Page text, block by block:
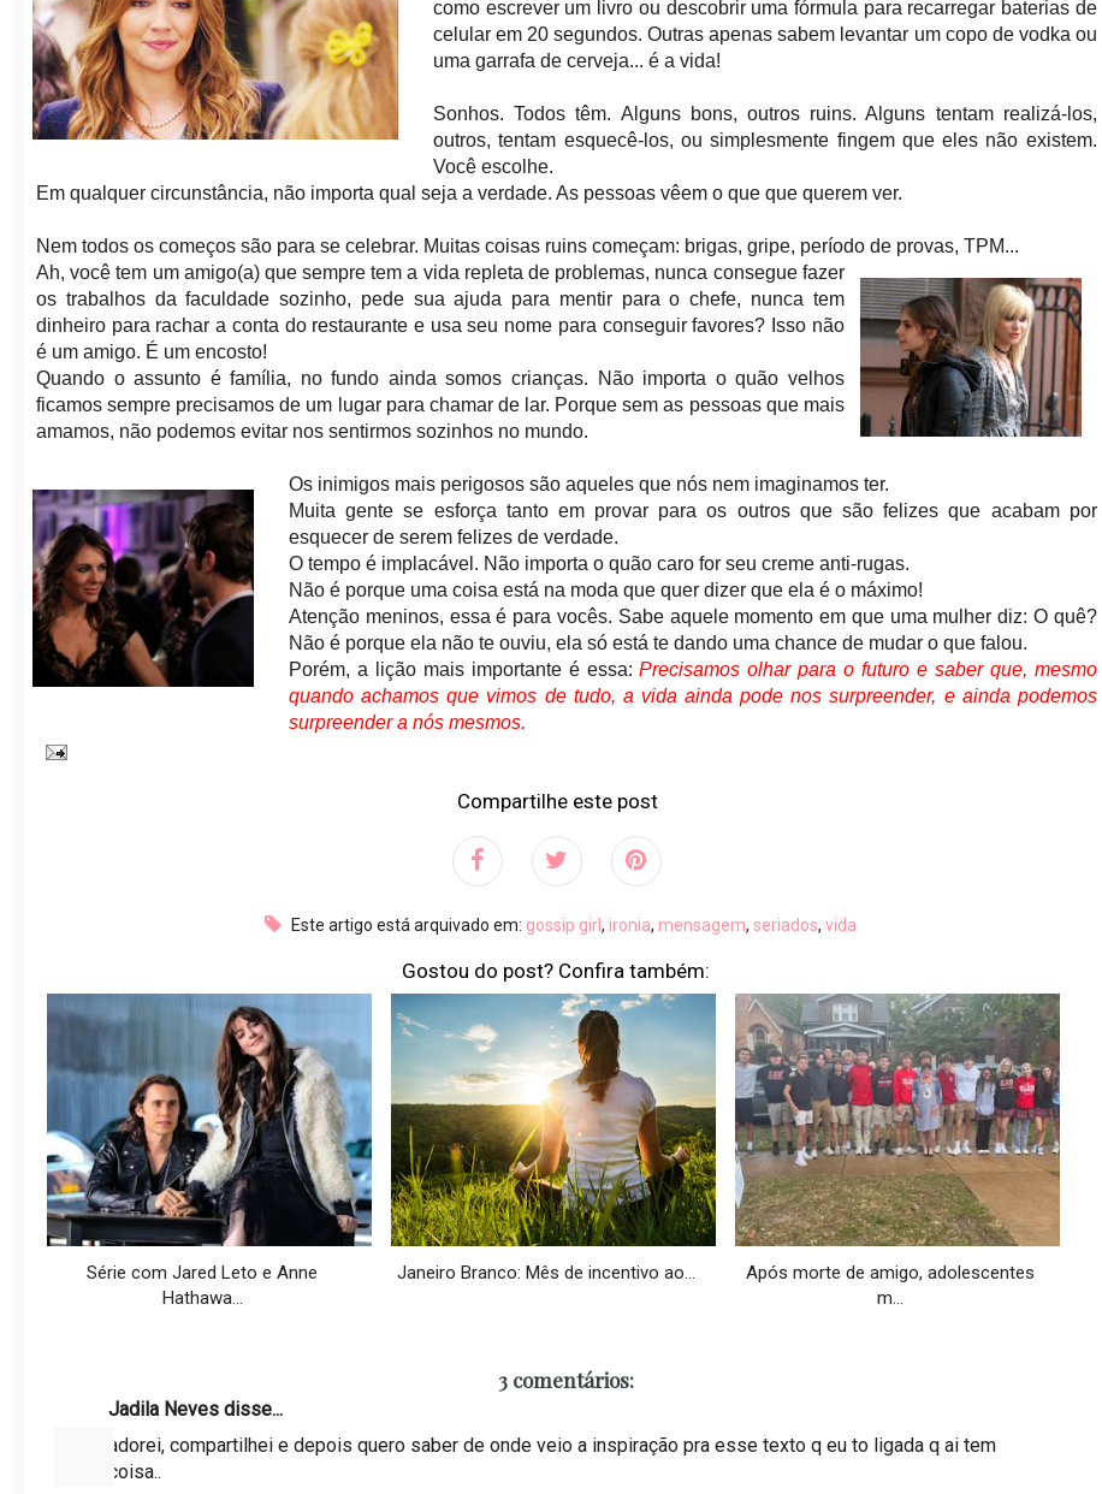
como escrever um livro ou descobrir uma fórmula para recarregar baterias de
celular em 20 segundos. Outras apenas sabem levantar um copo de vodka ou
uma garrafa de cerveja... é a vida!
Sonhos. Todos têm. Alguns bons, outros ruins. Alguns tentam realizá-los,
outros, tentam esquecê-los, ou simplesmente fingem que eles não existem.
Você escolhe.
Em qualquer circunstância, não importa qual seja a verdade. As pessoas vêem o que que querem ver.
Nem todos os começos são para se celebrar. Muitas coisas ruins começam: brigas, gripe, período de provas, TPM...
Ah, você tem um amigo(a) que sempre tem a vida repleta de problemas, nunca consegue fazer
os trabalhos da faculdade sozinho, pede sua ajuda para mentir para o chefe, nunca tem
dinheiro para rachar a conta do restaurante e usa seu nome para conseguir favores? Isso não
é um amigo. É um encosto!
Quando o assunto é família, no fundo ainda somos crianças. Não importa o quão velhos
ficamos sempre precisamos de um lugar para chamar de lar. Porque sem as pessoas que mais
amamos, não podemos evitar nos sentirmos sozinhos no mundo.
Os inimigos mais perigosos são aqueles que nós nem imaginamos ter.
Muita gente se esforça tanto em provar para os outros que são felizes que acabam por
esquecer de serem felizes de verdade.
O tempo é implacável. Não importa o quão caro for seu creme anti-rugas.
Não é porque uma coisa está na moda que quer dizer que ela é o máximo!
Atenção meninos, essa é para vocês. Sabe aquele momento em que uma mulher diz: O quê?
Não é porque ela não te ouviu, ela só está te dando uma chance de mudar o que falou.
Porém, a lição mais importante é essa:Precisamos olhar para o futuro e saber que, mesmo
quando achamos que vimos de tudo, a vida ainda pode nos surpreender, e ainda podemos
surpreender a nós mesmos.
Compartilhe este post
Este artigo está arquivado em: gossip girl,ironia,mensagem,seriados,vida
Gostou do post? Confira também:
Série com Jared Leto e Anne
Hathawa...
Janeiro Branco: Mês de incentivo ao...
Após morte de amigo, adolescentes
m...
3 comentários:
Jadila Neves disse...
adorei, compartilhei e depois quero saber de onde veio a inspiração pra esse texto q eu to ligada q ai tem
coisa..